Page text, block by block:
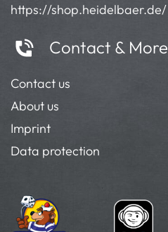
https://shop.heidelbaer.de/
Contact & More
Contact us
About us
Imprint
Data protection